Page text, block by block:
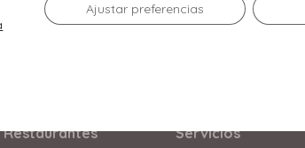
Restaurantes
Servicios
Ajustar preferencias